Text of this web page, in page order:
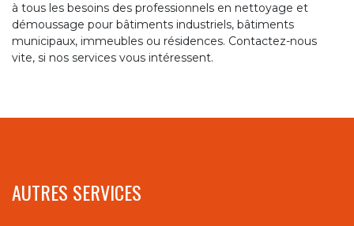
à tous les besoins des professionnels en nettoyage et
démoussage pour bâtiments industriels, bâtiments
municipaux, immeubles ou résidences. Contactez-nous
vite, si nos services vous intéressent.
AUTRES SERVICES